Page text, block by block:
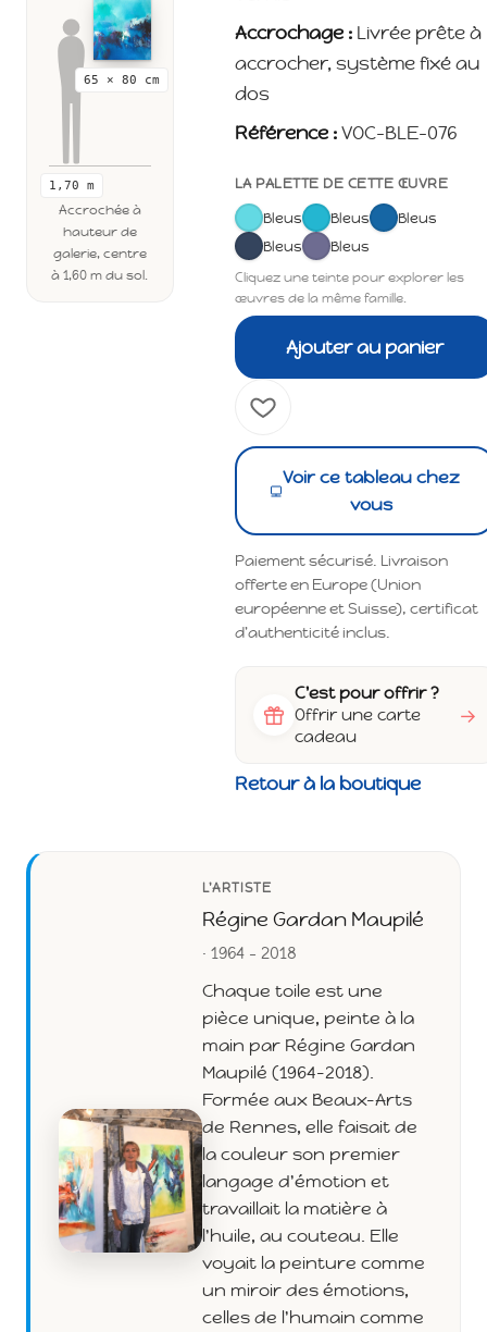
1,70 m
65 × 80 cm
Accrochée à
hauteur de
galerie, centre
à 1,60 m du sol.
Accrochage :Livrée prête à
accrocher, système fixé au
dos
Référence :VOC-BLE-076
LA PALETTE DE CETTE ŒUVRE
Bleus
Bleus
Bleus
Bleus
Bleus
Cliquez une teinte pour explorer les
œuvres de la même famille.
Ajouter au panier
Voir ce tableau chez
vous
Paiement sécurisé. Livraison
offerte en Europe (Union
européenne et Suisse), certificat
d'authenticité inclus.
C'est pour offrir ?
Offrir une carte
cadeau
→
Retour à la boutique
L'ARTISTE
Régine Gardan Maupilé
· 1964 - 2018
Chaque toile est une
pièce unique, peinte à la
main par Régine Gardan
Maupilé (1964-2018).
Formée aux Beaux-Arts
de Rennes, elle faisait de
la couleur son premier
langage d'émotion et
travaillait la matière à
l'huile, au couteau. Elle
voyait la peinture comme
un miroir des émotions,
celles de l'humain comme